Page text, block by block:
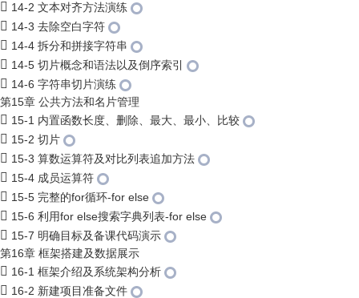
14-2 文本对齐方法演练
14-3 去除空白字符
14-4 拆分和拼接字符串
14-5 切片概念和语法以及倒序索引
14-6 字符串切片演练
第15章 公共方法和名片管理
15-1 内置函数长度、删除、最大、最小、比较
15-2 切片
15-3 算数运算符及对比列表追加方法
15-4 成员运算符
15-5 完整的for循环-for else
15-6 利用for else搜索字典列表-for else
15-7 明确目标及备课代码演示
第16章 框架搭建及数据展示
16-1 框架介绍及系统架构分析
16-2 新建项目准备文件